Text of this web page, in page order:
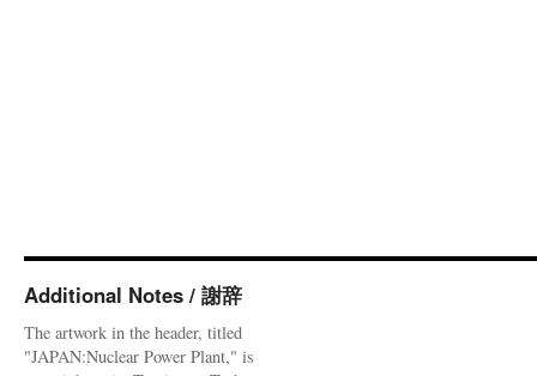
Additional Notes / 謝辞
The artwork in the header, titled
"JAPAN:Nuclear Power Plant," is